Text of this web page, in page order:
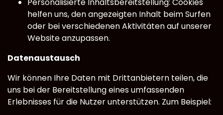
helfen uns, den angezeigten Inhalt beim Surfen
oder bei verschiedenen Aktivitäten auf unserer
Website anzupassen.
Datenaustausch
Wir können Ihre Daten mit Drittanbietern teilen, die
uns bei der Bereitstellung eines umfassenden
Erlebnisses für die Nutzer unterstützen. Zum Beispiel: